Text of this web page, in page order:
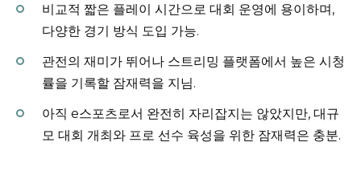
비교적 짧은 플레이 시간으로 대회 운영에 용이하며,
다양한 경기 방식 도입 가능.
관전의 재미가 뛰어나 스트리밍 플랫폼에서 높은 시청
률을 기록할 잠재력을 지님.
아직 e스포츠로서 완전히 자리잡지는 않았지만, 대규
모 대회 개최와 프로 선수 육성을 위한 잠재력은 충분.